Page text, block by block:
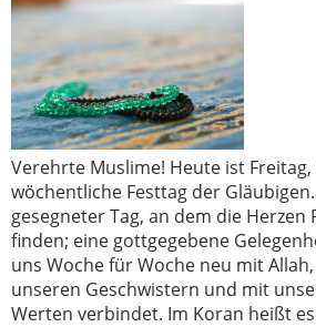
Verehrte Muslime! Heute ist
wöchentliche Festtag der
gesegneter Tag, an dem die Herzen
finden; eine gottgegebene
uns Woche für Woche neu mit
unseren Geschwistern und mit
Werten verbindet. Im Koran heißt